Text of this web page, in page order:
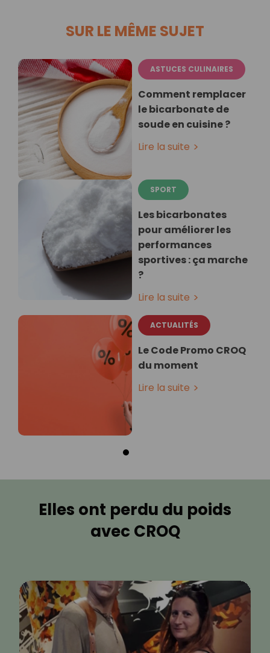
SUR LE MÊME SUJET
ASTUCES CULINAIRES
Comment remplacer
le bicarbonate de
soude en cuisine ?
Lire la suite
SPORT
Les bicarbonates
pour améliorer les
performances
sportives : ça marche
?
Lire la suite
ACTUALITÉS
Le Code Promo CROQ
du moment
Lire la suite
Elles ont perdu du poids
avec CROQ